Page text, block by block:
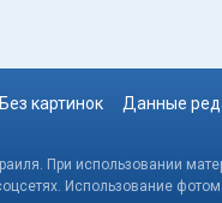
Без картинок Данные
При использовании
Использование